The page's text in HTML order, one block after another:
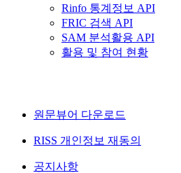
Rinfo 통계정보 API
FRIC 검색 API
SAM 분석활용 API
활용 및 참여 현황
원문뷰어 다운로드
RISS 개인정보 재동의
공지사항